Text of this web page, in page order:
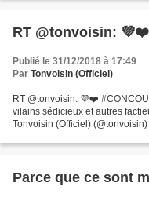
RT @tonvoisin: 💜❤️
Publié le 31/12/2018 à 17:49
Par Tonvoisin (Officiel)
RT @tonvoisin: 💜❤️
vilains sédicieux et autres
Tonvoisin (Officiel)
Parce que ce sont